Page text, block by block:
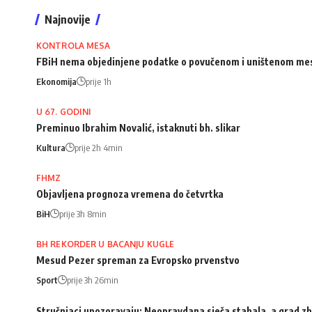
Najnovije
KONTROLA MESA
FBiH nema objedinjene podatke o povučenom i uništenom
Ekonomija prije 1h
U 67. GODINI
Preminuo Ibrahim Novalić, istaknuti bh. slikar
Kultura prije 2h 4min
FHMZ
Objavljena prognoza vremena do četvrtka
BiH prije 3h 8min
BH REKORDER U BACANJU KUGLE
Mesud Pezer spreman za Evropsko prvenstvo
Sport prije 3h 26min